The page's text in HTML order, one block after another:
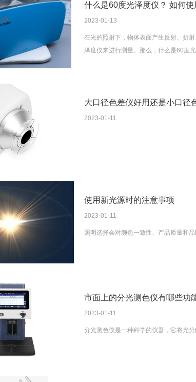
什么是60度光泽度仪？ 如何使
2023-01-13
在光的照射下，物体表面产生反射、折
泽度仪来进行测量。那么，什么是60度
大口径色差仪好用还是小口径
2023-01-11
使用新光源时的注意事项
2023-01-11
照明选择会对颜色一致性、产品质量和品
市面上的分光测色仪有哪些功
2023-01-11
分光测色仪是一种科学的仪器，它将光